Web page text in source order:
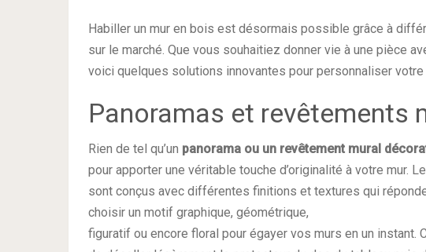
Habiller un mur en bois est désormais possible grâce à
sur le marché. Que vous souhaitiez donner vie à une pièce
voici quelques solutions innovantes pour personnaliser votre
Panoramas et revêtements
Rien de tel qu’un panorama ou un revêtement mural
pour apporter une véritable touche d’originalité à votre mur.
sont conçus avec différentes finitions et textures qui
choisir un motif graphique, géométrique,
figuratif ou encore floral pour égayer vos murs en un